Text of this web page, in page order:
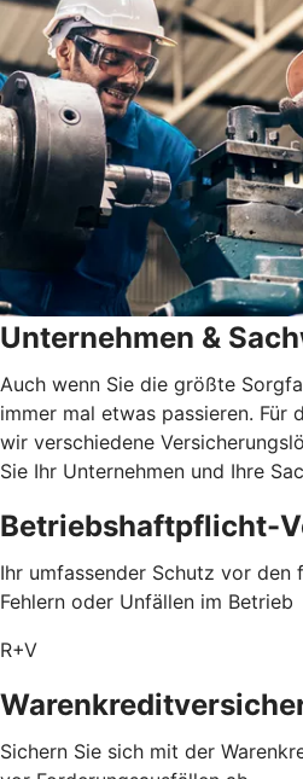
Unternehmen &
Auch wenn Sie die größte
immer mal etwas passieren. Für
wir verschiedene
Sie Ihr Unternehmen und Ihre
Betriebshaftpflicht-
Ihr umfassender Schutz vor den
Fehlern oder Unfällen im Betrieb
R+V
Sichern Sie sich mit der